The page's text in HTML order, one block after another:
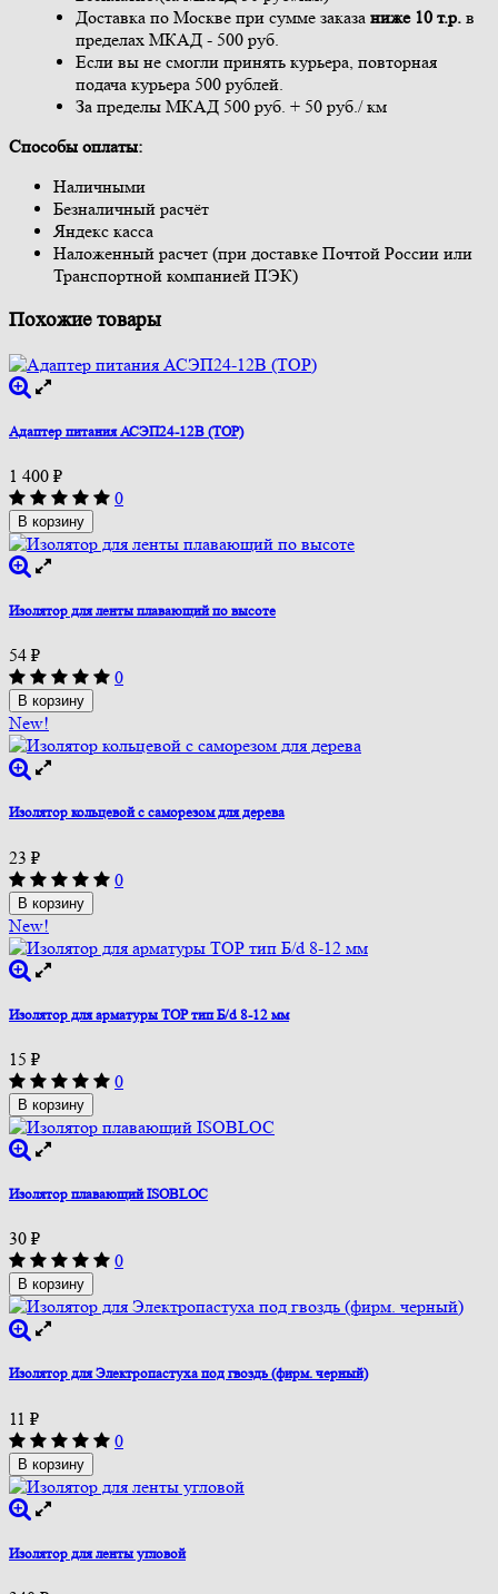
Доставка по Москве при сумме заказа ниже 10 т.р. в
пределах МКАД - 500 руб.
Если вы не смогли принять курьера, повторная
подача курьера 500 рублей.
За пределы МКАД 500 руб. + 50 руб./ км
Способы оплаты:
Наличными
Безналичный расчёт
Яндекс касса
Наложенный расчет (при доставке Почтой России или
Транспортной компанией ПЭК)
Похожие товары
Адаптер питания АСЭП24-12В (ТОР)
1 400 ₽
0
В корзину
Изолятор для ленты плавающий по высоте
54 ₽
0
В корзину
New!
Изолятор кольцевой с саморезом для дерева
23 ₽
0
В корзину
New!
Изолятор для арматуры ТОР тип Б/d 8-12 мм
15 ₽
0
В корзину
Изолятор плавающий ISOBLOC
30 ₽
0
В корзину
Изолятор для Электропастуха под гвоздь (фирм. черный)
11 ₽
0
В корзину
Изолятор для ленты угловой